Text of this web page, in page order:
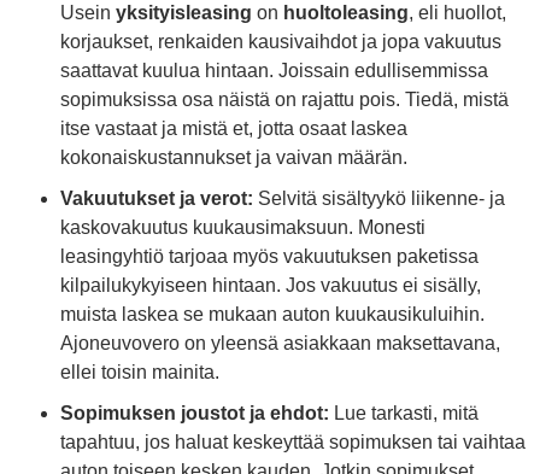
Usein yksityisleasing on huoltoleasing, eli huollot,
korjaukset, renkaiden kausivaihdot ja jopa vakuutus
saattavat kuulua hintaan. Joissain edullisemmissa
sopimuksissa osa näistä on rajattu pois. Tiedä, mistä
itse vastaat ja mistä et, jotta osaat laskea
kokonaiskustannukset ja vaivan määrän.
Vakuutukset ja verot: Selvitä sisältyykö liikenne- ja
kaskovakuutus kuukausimaksuun. Monesti
leasingyhtiö tarjoaa myös vakuutuksen paketissa
kilpailukykyiseen hintaan. Jos vakuutus ei sisälly,
muista laskea se mukaan auton kuukausikuluihin.
Ajoneuvovero on yleensä asiakkaan maksettavana,
ellei toisin mainita.
Sopimuksen joustot ja ehdot: Lue tarkasti, mitä
tapahtuu, jos haluat keskeyttää sopimuksen tai vaihtaa